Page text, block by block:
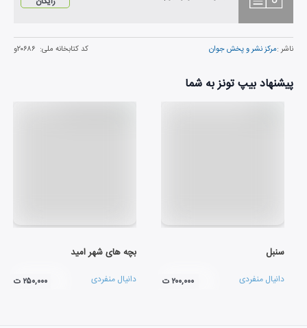
ناشر :مرکز نشر و پخش جوان کد کتابخانه ملی: ۲۰۶۸۶و
پیشنهاد بیپ تونز به شما
سنبل
دانیال منفردی ۲۰۰,۰۰۰ ت
بچه های شهر امید
دانیال منفردی ۲۵۰,۰۰۰ ت